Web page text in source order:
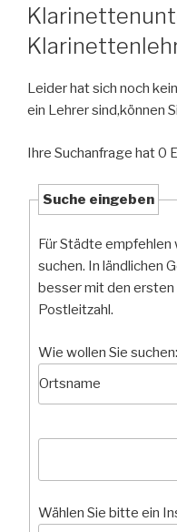
Leider hat sich noch
ein Lehrer sind,können
Ihre Suchanfrage hat 0
Suche eingeben
Für Städte empfehlen
suchen. In ländlichen
besser mit den
Postleitzahl.
Wie wollen Sie suchen:
Wählen Sie bitte ein